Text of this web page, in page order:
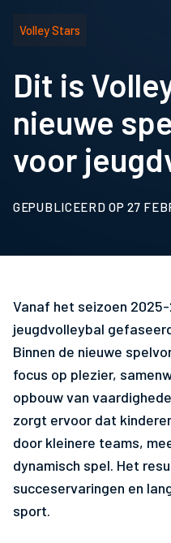
Volley Stars
Dit is
nieuwe
voor
GEPUBLICEERD OP 27
Vanaf het seizoen
jeugdvolleybal
Binnen de nieuwe
focus op plezier,
opbouw van
zorgt ervoor dat
door kleinere teams,
dynamisch spel. Het
succeservaringen en
sport.